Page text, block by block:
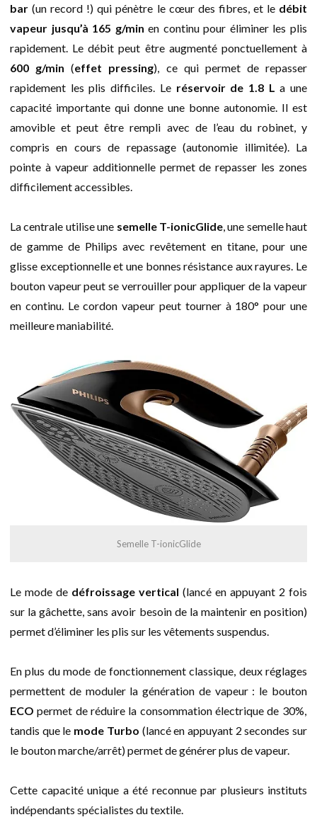
bar (un record !) qui pénètre le cœur des fibres, et le débit
vapeur jusqu’à 165 g/min en continu pour éliminer les plis
rapidement. Le débit peut être augmenté ponctuellement à
600 g/min (effet pressing), ce qui permet de repasser
rapidement les plis difficiles. Le réservoir de 1.8 L a une
capacité importante qui donne une bonne autonomie. Il est
amovible et peut être rempli avec de l’eau du robinet, y
compris en cours de repassage (autonomie illimitée). La
pointe à vapeur additionnelle permet de repasser les zones
difficilement accessibles.
La centrale utilise une semelle T-ionicGlide, une semelle haut
de gamme de Philips avec revêtement en titane, pour une
glisse exceptionnelle et une bonnes résistance aux rayures. Le
bouton vapeur peut se verrouiller pour appliquer de la vapeur
en continu. Le cordon vapeur peut tourner à 180° pour une
meilleure maniabilité.
Semelle T-ionicGlide
Le mode de défroissage vertical (lancé en appuyant 2 fois
sur la gâchette, sans avoir besoin de la maintenir en position)
permet d’éliminer les plis sur les vêtements suspendus.
En plus du mode de fonctionnement classique, deux réglages
permettent de moduler la génération de vapeur : le bouton
ECO permet de réduire la consommation électrique de 30%,
tandis que le mode Turbo (lancé en appuyant 2 secondes sur
le bouton marche/arrêt) permet de générer plus de vapeur.
Cette capacité unique a été reconnue par plusieurs instituts
indépendants spécialistes du textile.